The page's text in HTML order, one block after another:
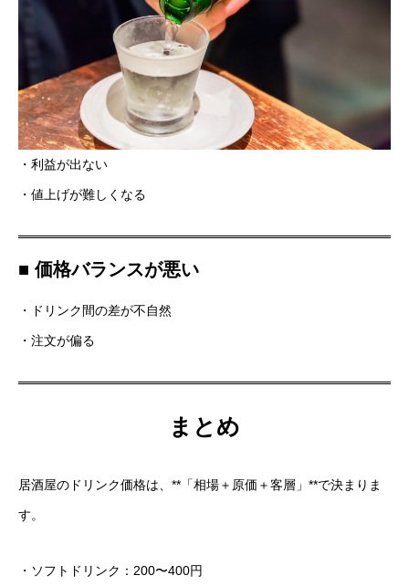
・利益が出ない
・値上げが難しくなる
■ 価格バランスが悪い
・ドリンク間の差が不自然
・注文が偏る
まとめ
居酒屋のドリンク価格は、**「相場＋原価＋客層」**で決まりま
す。
・ソフトドリンク：200〜400円